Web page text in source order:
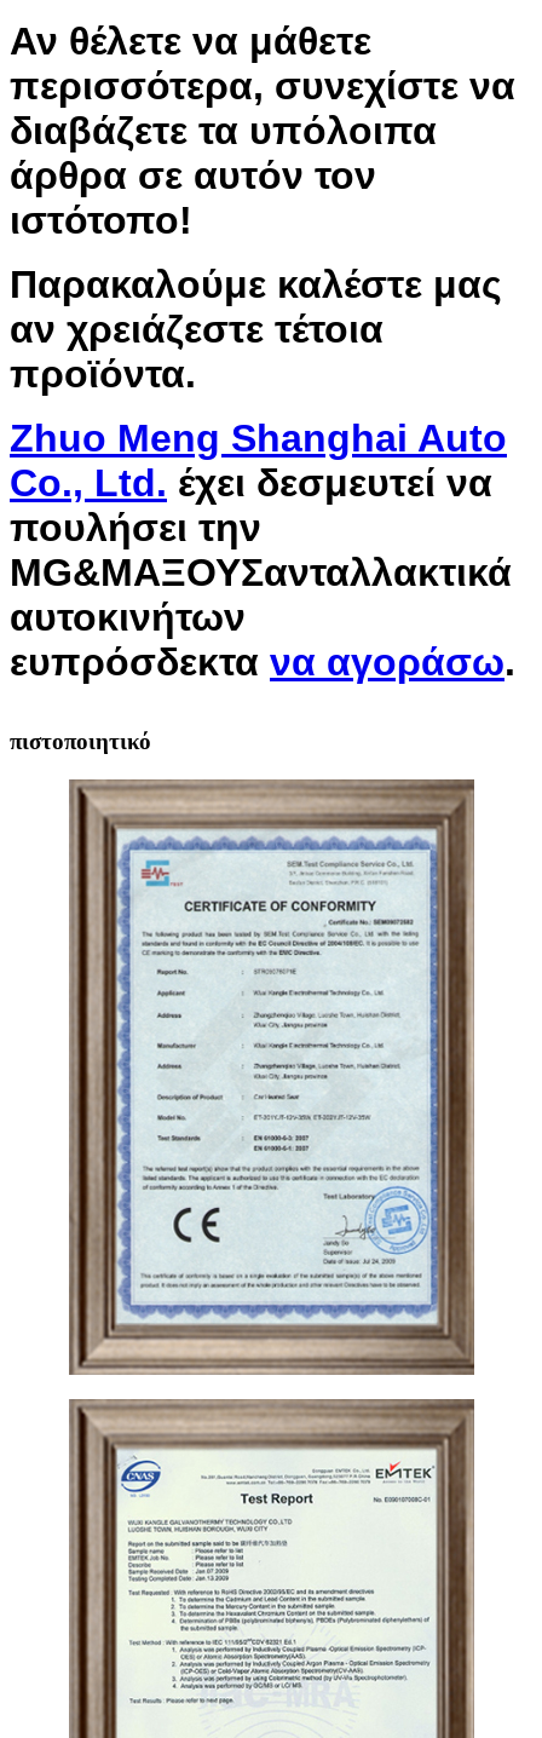
Αν θέλετε να μάθετε
περισσότερα, συνεχίστε να
διαβάζετε τα υπόλοιπα
άρθρα σε αυτόν τον
ιστότοπο!
Παρακαλούμε καλέστε μας
αν χρειάζεστε τέτοια
προϊόντα.
Zhuo Meng Shanghai Auto
Co., Ltd. έχει δεσμευτεί να
πουλήσει την
MG&ΜΑΞΟΥΣανταλλακτικά
αυτοκινήτων
ευπρόσδεκτα να αγοράσω.
πιστοποιητικό